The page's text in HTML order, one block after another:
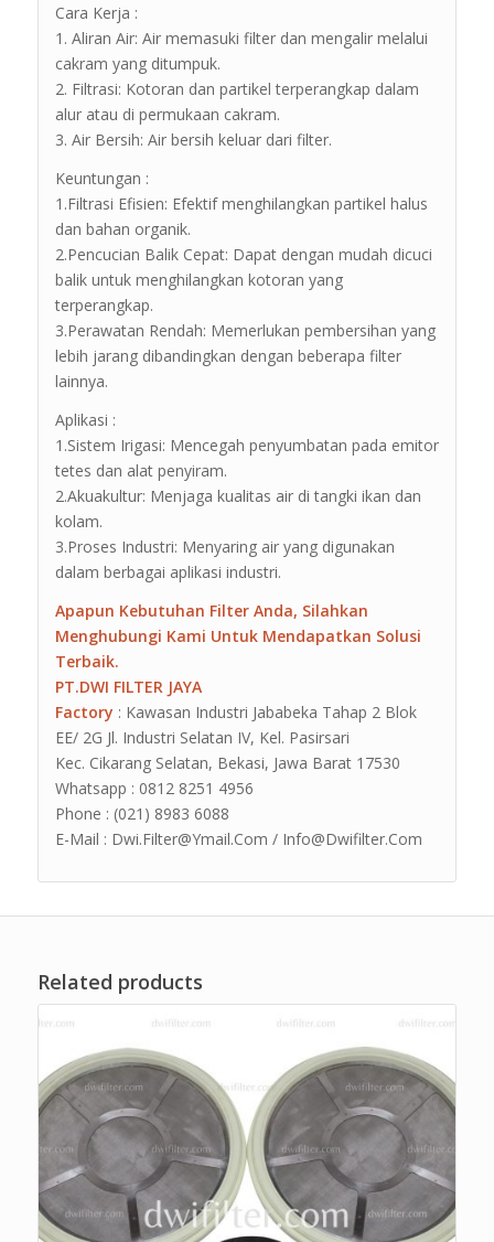
Cara Kerja :
1. Aliran Air: Air memasuki filter dan mengalir melalui
cakram yang ditumpuk.
2. Filtrasi: Kotoran dan partikel terperangkap dalam
alur atau di permukaan cakram.
3. Air Bersih: Air bersih keluar dari filter.
Keuntungan :
1.Filtrasi Efisien: Efektif menghilangkan partikel halus
dan bahan organik.
2.Pencucian Balik Cepat: Dapat dengan mudah dicuci
balik untuk menghilangkan kotoran yang
terperangkap.
3.Perawatan Rendah: Memerlukan pembersihan yang
lebih jarang dibandingkan dengan beberapa filter
lainnya.
Aplikasi :
1.Sistem Irigasi: Mencegah penyumbatan pada emitor
tetes dan alat penyiram.
2.Akuakultur: Menjaga kualitas air di tangki ikan dan
kolam.
3.Proses Industri: Menyaring air yang digunakan
dalam berbagai aplikasi industri.
Apapun Kebutuhan Filter Anda, Silahkan
Menghubungi Kami Untuk Mendapatkan Solusi
Terbaik.
PT.DWI FILTER JAYA
Factory : Kawasan Industri Jababeka Tahap 2 Blok
EE/ 2G Jl. Industri Selatan IV, Kel. Pasirsari
Kec. Cikarang Selatan, Bekasi, Jawa Barat 17530
Whatsapp : 0812 8251 4956
Phone : (021) 8983 6088
E-Mail : Dwi.Filter@Ymail.Com / Info@Dwifilter.Com
Related products